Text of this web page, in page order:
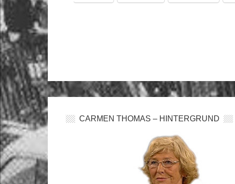
CARMEN THOMAS – HINTERGRUND